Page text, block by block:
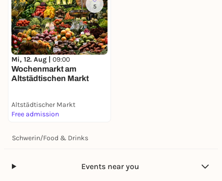
5
Mi, 12. Aug | 09:00
Wochenmarkt am
Altstädtischen Markt
Altstädtischer Markt
Free admission
Schwerin/Food & Drinks
Events near you